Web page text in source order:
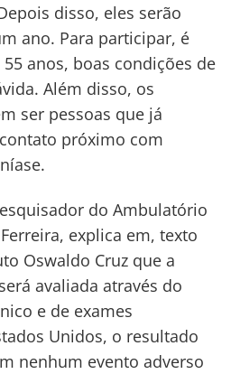
disso, eles serão
ano. Para participar, é
anos, boas condições de
Além disso, os
ser pessoas que já
próximo com
do Ambulatório
explica em, texto
Oswaldo Cruz que a
avaliada através do
e de exames
Unidos, o resultado
nenhum evento adverso